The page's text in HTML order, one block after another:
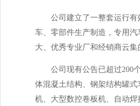
公司建立了一整套运行
车、零部件生产制造，专用
大、优秀专业厂和经销商云集
公司现有公告已超过200
体混凝土结构、钢架结构罐
机、大型数控卷板机、自动